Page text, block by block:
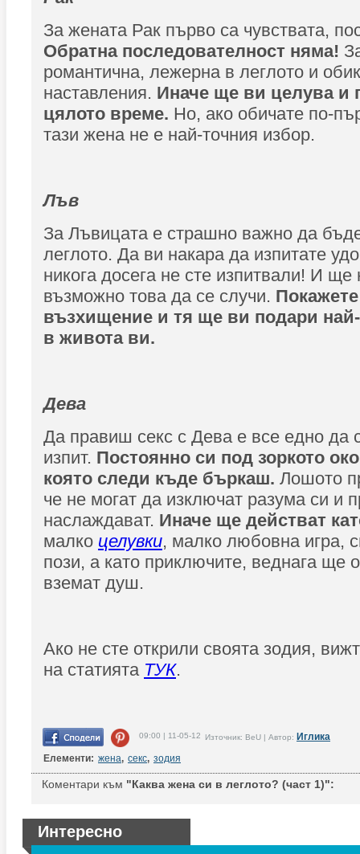
За жената Рак първо са чувствата,
Обратна последователност няма!
романтична, лежерна в леглото и
наставления. Иначе ще ви целува и
цялото време. Но, ако обичате по-
тази жена не е най-точния избор.
Лъв
За Лъвицата е страшно важно да
леглото. Да ви накара да изпитате
никога досега не сте изпитвали! И ще
възможно това да се случи.
възхищение и тя ще ви подари най-
в живота ви.
Дева
Да правиш секс с Дева е все едно да
изпит. Постоянно си под зоркото
която следи къде бъркаш. Лошото
че не могат да изключат разума си и
наслаждават. Иначе ще действат
малко целувки, малко любовна игра,
пози, а като приключите, веднага ще
вземат душ.
Ако не сте открили своята зодия,
на статията ТУК.
09:00 | 11-05-12 Източник: BeU | Автор: Иглика
Елементи: жена, секс, зодия
Коментари към "Каква жена си в леглото? (част 1)":
Интересно